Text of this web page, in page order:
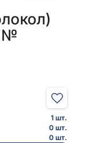
№
1 шт.
0 шт.
0 шт.